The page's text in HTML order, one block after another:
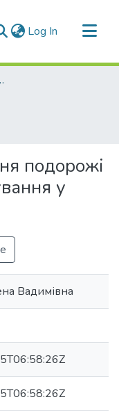
Log In (current)
семінарів
подорожі
у
Вадимівна